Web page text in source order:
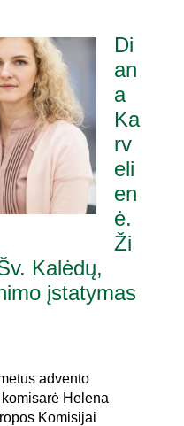
Di
an
a
Ka
rv
eli
en
ė.
Ži
Kalėdų,
įstatymas
advento
Helena
Komisijai